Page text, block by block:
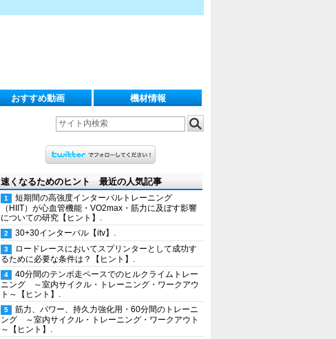
おすすめ動画 機材情報
速くなるためのヒント 最近の人気記事
短期間の高強度インターバルトレーニング
（HIIT）が心血管機能・VO2max・筋力に及ぼす影響
についての研究【ヒント】.
30+30インターバル【itv】.
ロードレースにおいてスプリンターとして成功す
るために必要な条件は？【ヒント】.
40分間のテンポ走ペースでのヒルクライムトレー
ニング ～室内サイクル・トレーニング・ワークアウ
ト～【ヒント】.
筋力、パワー、持久力強化用・60分間のトレーニ
ング ～室内サイクル・トレーニング・ワークアウト
～【ヒント】.